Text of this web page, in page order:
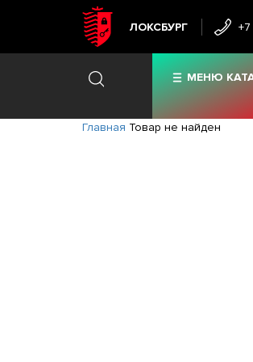
ЛОКСБУРГ +7
МЕНЮ
Главная Товар не найден